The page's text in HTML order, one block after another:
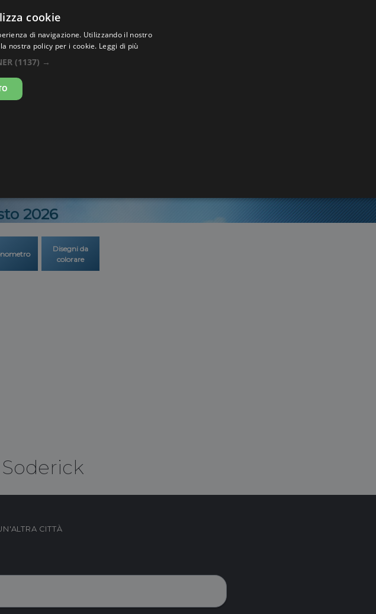
.co
Soderick
2026
Disegni da
colorare
CITTÀ
cookie
di navigazione. Utilizzando il nostro
nostra policy per i cookie. Leggi di più
(1137) →